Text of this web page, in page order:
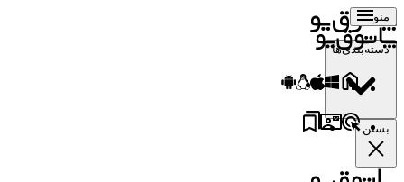
منو
دسته‌بندی‌ها
بستن